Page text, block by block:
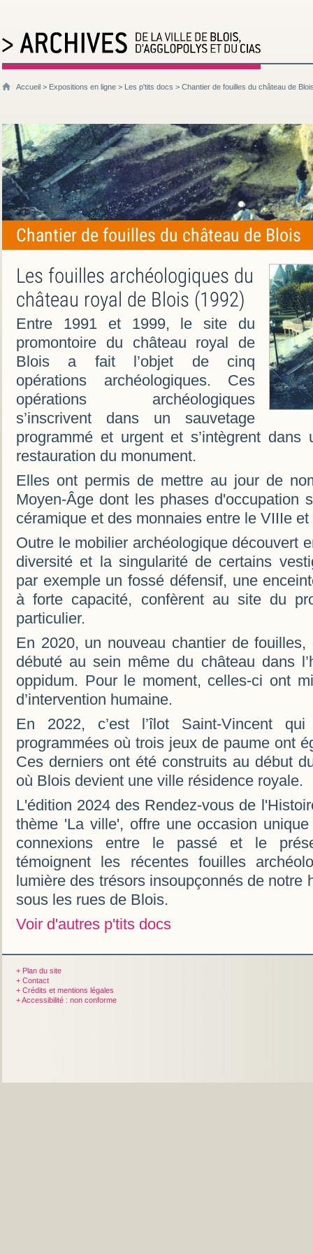
Accueil > Expositions en ligne > Les p'tits docs > Chantier de fouilles du château de
Chantier de fouilles du château de Blois
Les fouilles archéologiques du
château royal de Blois (1992)
Entre 1991 et 1999, le site du
promontoire du château royal de
Blois a fait l’objet de cinq
opérations archéologiques. Ces
opérations archéologiques
s’inscrivent dans un sauvetage
programmé et urgent et s’intègrent dans
restauration du monument.
Elles ont permis de mettre au jour de
Moyen-Âge dont les phases d'occupation
céramique et des monnaies entre le VIIIe
Outre le mobilier archéologique découvert
diversité et la singularité de certains
par exemple un fossé défensif, une
à forte capacité, confèrent au site du
particulier.
En 2020, un nouveau chantier de fouilles,
débuté au sein même du château dans
oppidum. Pour le moment, celles-ci ont
d’intervention humaine.
En 2022, c’est l’îlot Saint-Vincent
programmées où trois jeux de paume ont
Ces derniers ont été construits au début
où Blois devient une ville résidence royale.
L'édition 2024 des Rendez-vous de
thème 'La ville', offre une occasion
connexions entre le passé et le
témoignent les récentes fouilles
lumière des trésors insoupçonnés de notre
sous les rues de Blois.
Voir d'autres p'tits docs
+ Plan du site
+ Contact
+ Crédits et mentions légales
+ Accessibilité : non conforme